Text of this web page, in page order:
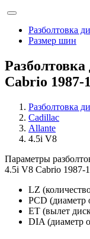
Разболтовка
Размер шин
Cabrio 1987-
Разболтовка
Cadillac
Allante
4.5i V8
Параметры
4.5i V8 Cabrio 1987-
LZ
PCD (диаметр
ET (вылет
DIA (диаметр